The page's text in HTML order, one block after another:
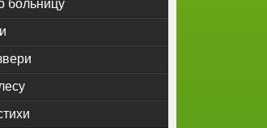
больницу